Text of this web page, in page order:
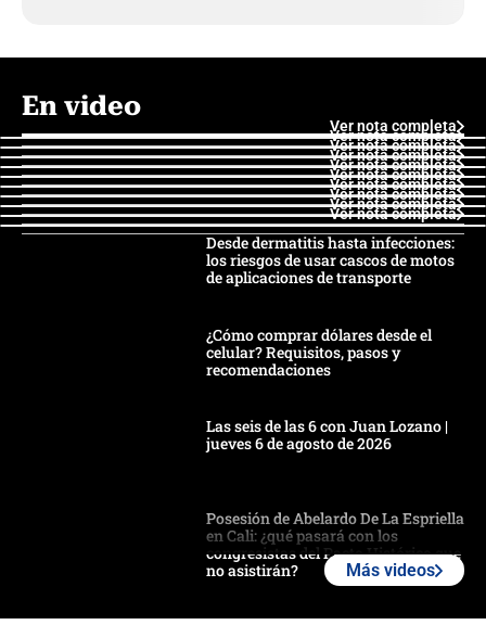
En video
Ver nota completa
Ver nota completa
Ver nota completa
Ver nota completa
Ver nota completa
Ver nota completa
Ver nota completa
Ver nota completa
Ver nota completa
Ver nota completa
Desde dermatitis hasta infecciones:
los riesgos de usar cascos de motos
de aplicaciones de transporte
¿Cómo comprar dólares desde el
celular? Requisitos, pasos y
recomendaciones
Las seis de las 6 con Juan Lozano |
jueves 6 de agosto de 2026
Posesión de Abelardo De La Espriella
en Cali: ¿qué pasará con los
congresistas del Pacto Histórico que
no asistirán?
Más videos